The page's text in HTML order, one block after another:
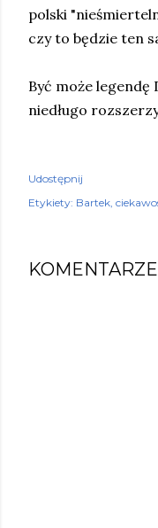
polski
czy to będzie ten
Być może legendę
niedługo
Udostępnij
Etykiety: Bartek
KOMENTARZE